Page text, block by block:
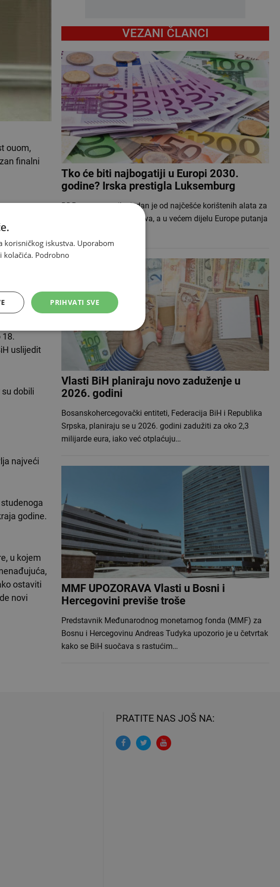
ouom,
finalni
ide u
uslijedit
dobili
najveći
godine.
u kojem
ostaviti
novi
VEZANI ČLANCI
Tko će biti najbogatiji u Europi 2030.
godine? Irska prestigla Luksemburg
BDP po stanovniku jedan je od najčešće korištenih alata za
usporedbu gospodarstava, a u većem dijelu Europe putanja
Vlasti BiH planiraju novo zaduženje u
2026. godini
Bosanskohercegovački entiteti, Federacija BiH i Republika
Srpska, planiraju se u 2026. godini zadužiti za oko 2,3
milijarde eura, iako već otplaćuju…
MMF UPOZORAVA Vlasti u Bosni i
Hercegovini previše troše
Predstavnik Međunarodnog monetarnog fonda (MMF) za
Bosnu i Hercegovinu Andreas Tudyka upozorio je u četvrtak
kako se BiH suočava s rastućim…
PRATITE NAS JOŠ NA:
korisničkog iskustva. Uporabom
kolačića. Podrobno
PRIHVATI SVE